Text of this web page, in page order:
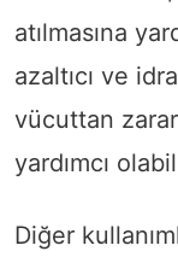
atılmasına
azaltıcı ve
vücuttan
yardımcı
Diğer